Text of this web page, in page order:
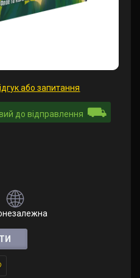
або запитання
до відправлення ⛟
(правила